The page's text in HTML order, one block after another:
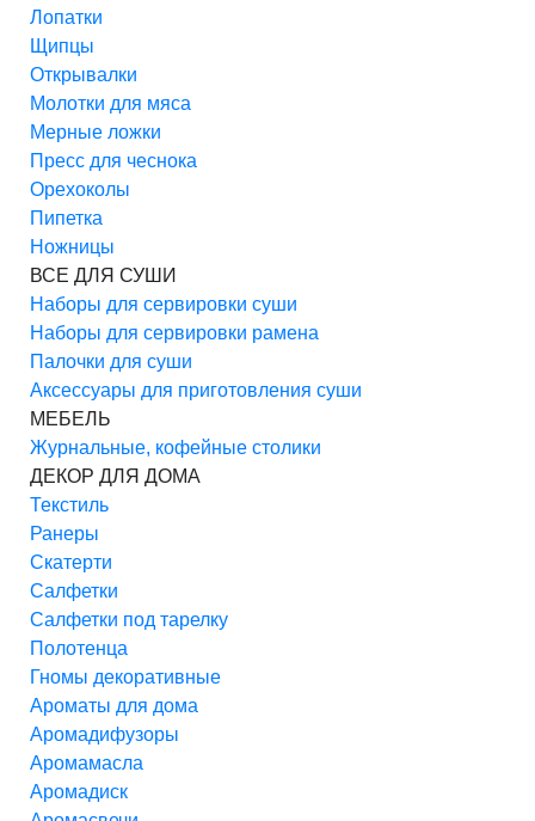
Лопатки
Щипцы
Открывалки
Молотки для мяса
Мерные ложки
Пресс для чеснока
Орехоколы
Пипетка
Ножницы
ВСЕ ДЛЯ СУШИ
Наборы для сервировки суши
Наборы для сервировки рамена
Палочки для суши
Аксессуары для приготовления суши
МЕБЕЛЬ
Журнальные, кофейные столики
ДЕКОР ДЛЯ ДОМА
Текстиль
Ранеры
Скатерти
Салфетки
Салфетки под тарелку
Полотенца
Гномы декоративные
Ароматы для дома
Аромадифузоры
Аромамасла
Аромадиск